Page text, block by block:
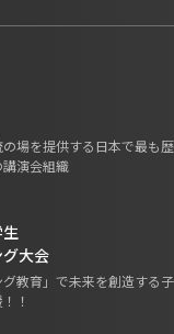
場を提供する日本で最も歴
演会組織
大会
グ教育」で未来を創造する子
！